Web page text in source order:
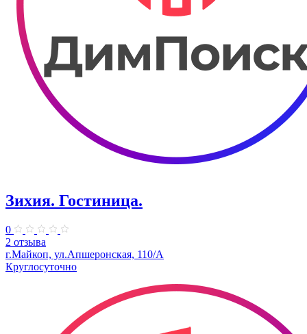
Зихия. Гостиница.
0
2 отзыва
г.Майкоп, ул.Апшеронская, 110/А
Круглосуточно